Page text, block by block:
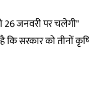
26 जनवरी पर चलेगी"
कि सरकार को तीनों